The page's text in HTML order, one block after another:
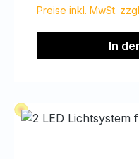
Preise inkl. MwSt.
In